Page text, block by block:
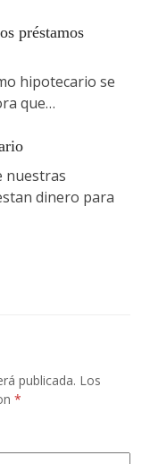
préstamos
hipotecario se
que…
nuestras
dinero para
publicada. Los
*